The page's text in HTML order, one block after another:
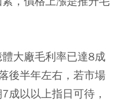
大廠毛利率已達8成
後半年左右，若市場
成以以上指日可待，